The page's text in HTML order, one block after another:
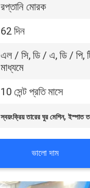
রপ্তানি মোরক
62 দিন
এল / সি, ডি / এ, ডি / পি,
মাধ্যমে
10 সেন্ট প্রতি মাসে
স্বয়ংক্রিয় তারের ঘুর মেশিন,ইস্পাত
ভালো দাম